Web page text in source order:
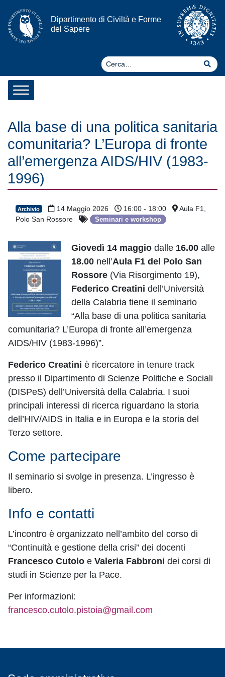
Vai al contenuto
Dipartimento di Civiltà e Forme
del Sapere
Alla base di una politica sanitaria
comunitaria? L’Europa di fronte
all’emergenza AIDS/HIV (1983-
1996)
Archivio 14 Maggio 2026 16:00 - 18:00
Aula F1,
Polo San Rossore
Seminari e workshop
Giovedì 14 maggio dalle 16.00 alle
18.00 nell’Aula F1 del Polo San
Rossore (Via Risorgimento 19),
Federico Creatini dell’Università
della Calabria tiene il seminario
“Alla base di una politica sanitaria
comunitaria? L’Europa di fronte all’emergenza
AIDS/HIV (1983-1996)”.
Federico Creatini è ricercatore in tenure track
presso il Dipartimento di Scienze Politiche e Sociali
(DISPeS) dell’Università della Calabria. I suoi
principali interessi di ricerca riguardano la storia
dell’HIV/AIDS in Italia e in Europa e la storia del
Terzo settore.
Come partecipare
Il seminario si svolge in presenza. L’ingresso è
libero.
Info e contatti
L’incontro è organizzato nell’ambito del corso di
“Continuità e gestione della crisi” dei docenti
Francesco Cutolo e Valeria Fabbroni dei corsi di
studi in Scienze per la Pace.
Per informazioni:
francesco.cutolo.pistoia@gmail.com